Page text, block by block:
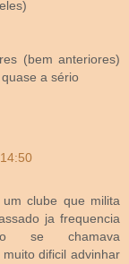
(bem anteriores)
a sério
clube que milita
ja frequencia
se chamava
dificil advinhar